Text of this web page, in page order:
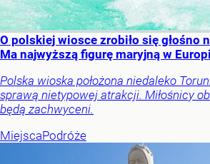
O polskiej wiosce zrobiło się głośno
Ma najwyższą figurę maryjną w
Polska wioska położona niedaleko
sprawą nietypowej atrakcji. Miłośnicy
będą zachwyceni.
MiejscaPodróże